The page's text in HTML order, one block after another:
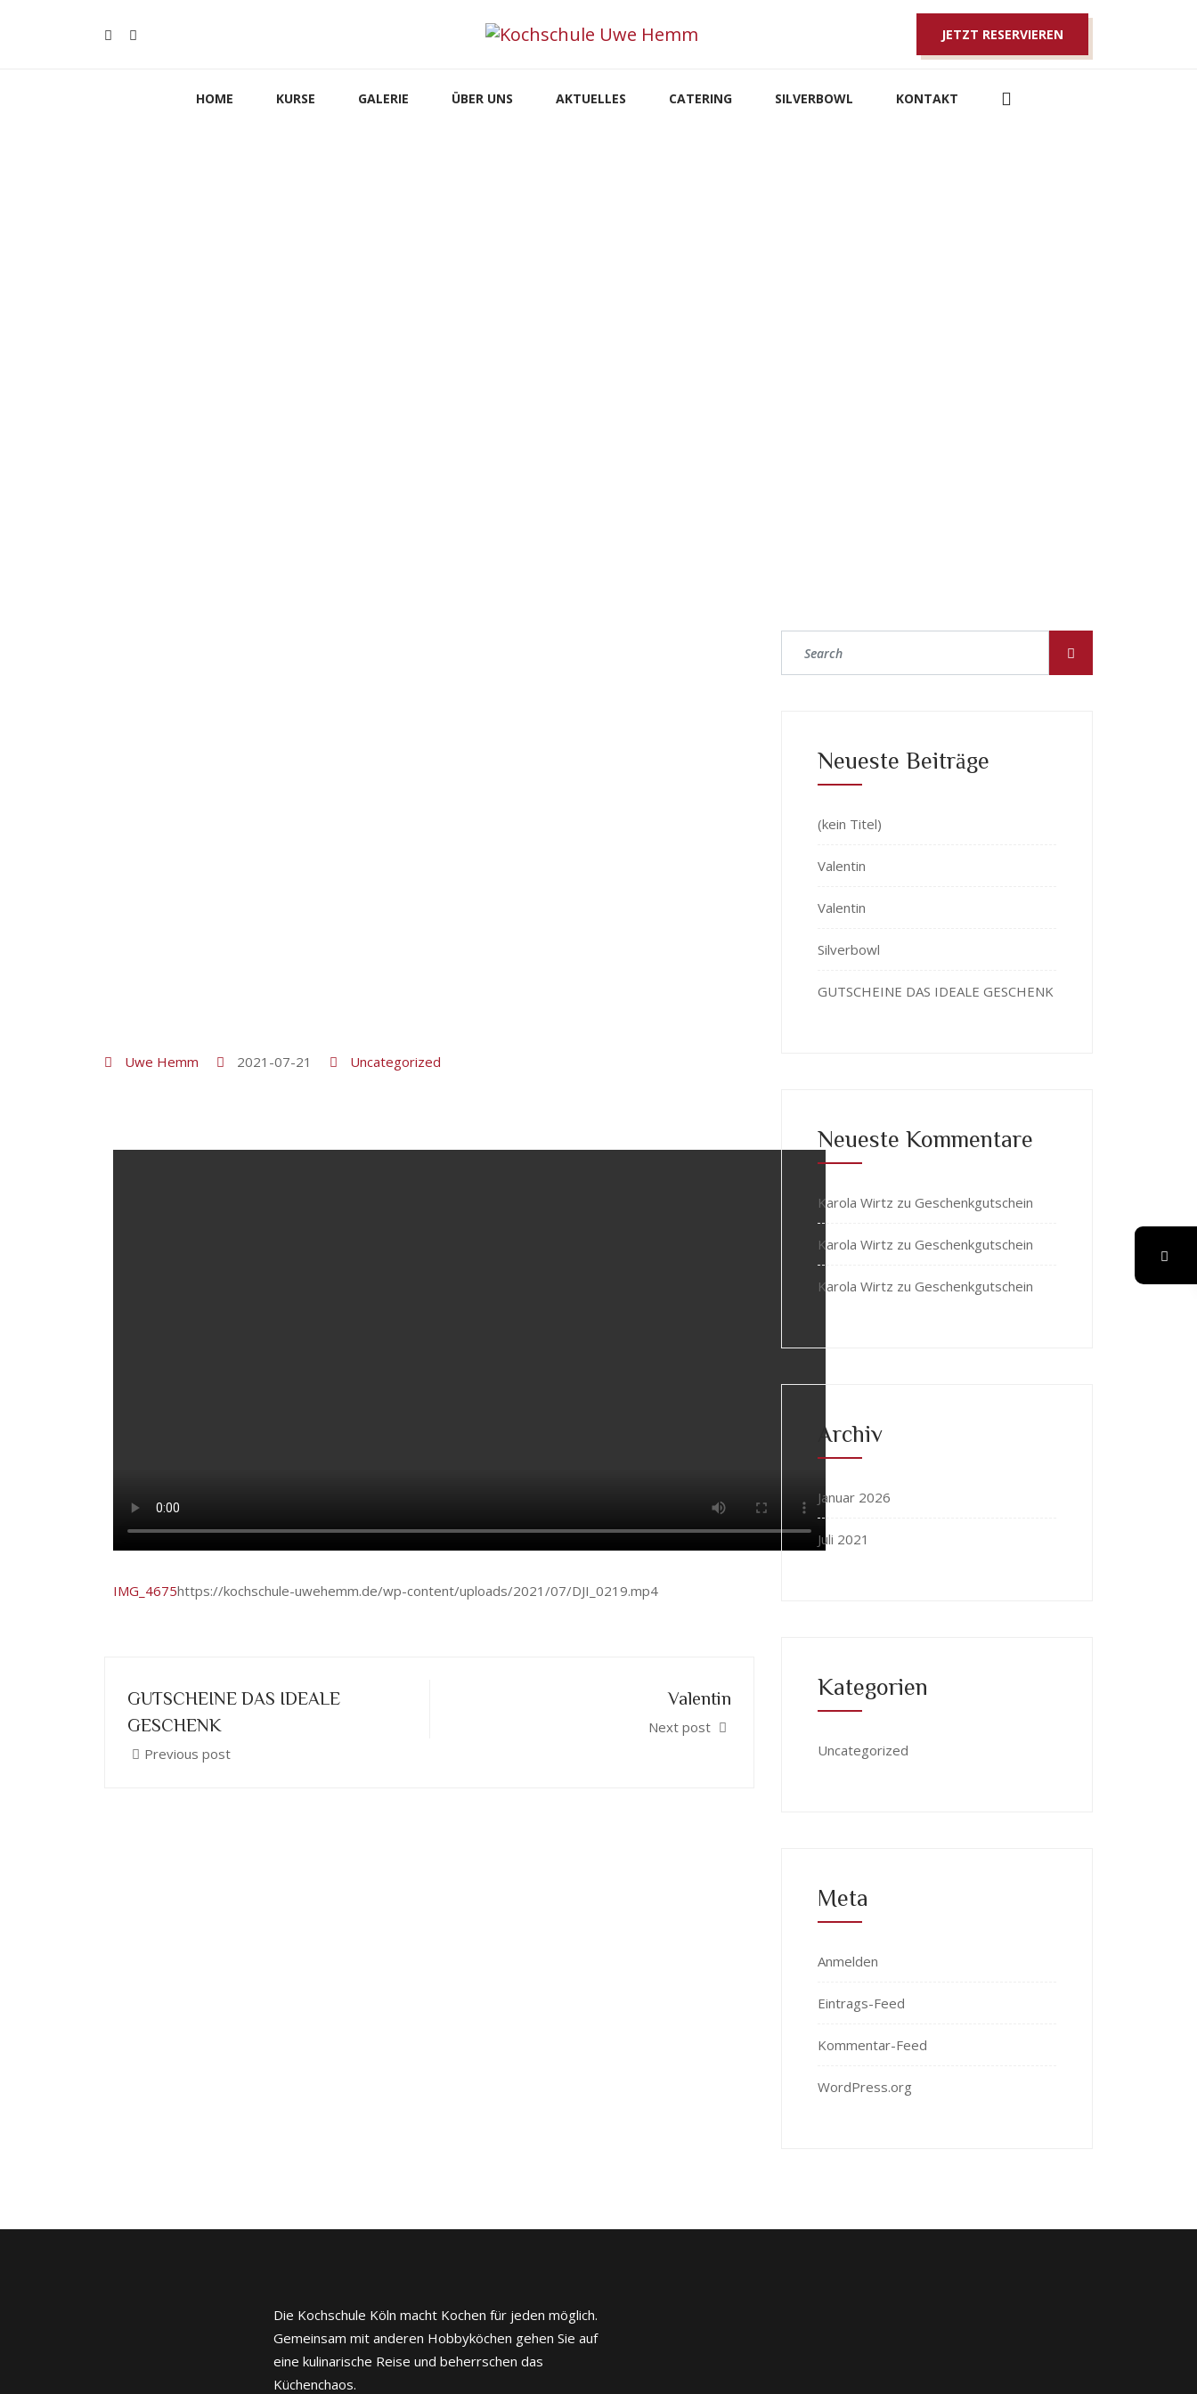
JETZT RESERVIEREN
HOME KURSE GALERIE ÜBER UNS AKTUELLES CATERING SILVERBOWL KONTAKT
Uwe Hemm 2021-07-21 Uncategorized
IMG_4675https://kochschule-uwehemm.de/wp-content/uploads/2021/07/DJI_0219.mp4
GUTSCHEINE DAS IDEALE
GESCHENK
Previous post
Valentin
Next post
Neueste Beiträge
(kein Titel)
Valentin
Valentin
Silverbowl
GUTSCHEINE DAS IDEALE GESCHENK
Neueste Kommentare
Karola Wirtz zu Geschenkgutschein
Karola Wirtz zu Geschenkgutschein
Karola Wirtz zu Geschenkgutschein
Archiv
Januar 2026
Juli 2021
Kategorien
Uncategorized
Meta
Anmelden
Eintrags-Feed
Kommentar-Feed
WordPress.org
Die Kochschule Köln macht Kochen für jeden möglich.
Gemeinsam mit anderen Hobbyköchen gehen Sie auf
eine kulinarische Reise und beherrschen das
Küchenchaos.